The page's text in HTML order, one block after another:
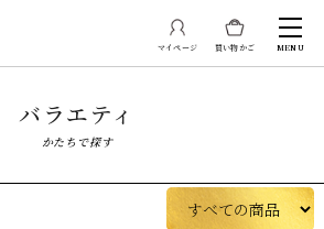
買い物かご
マイページ MENU
バラエティ
かたちで探す